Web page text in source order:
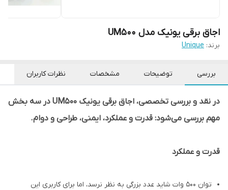
اجاق برقی یونیک مدل UM500
برند: Unique
بررسی توضیحات مشخصات نظرات کاربران
در نقد و بررسی تخصصی، اجاق برقی یونیک UM500 در سه بخش
مهم بررسی می‌شود: قدرت و عملکرد، ایمنی، طراحی و دوام.
قدرت و عملکرد
توان ۵۰۰ وات شاید عدد بزرگی به نظر نرسد، اما برای کاربری این